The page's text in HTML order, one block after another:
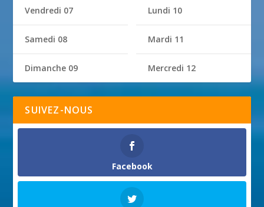
Vendredi 07
Samedi 08
Dimanche 09
Lundi 10
Mardi 11
Mercredi 12
SUIVEZ-NOUS
Facebook